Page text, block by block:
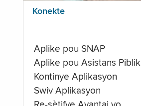
Konekte
Aplike pou SNAP
Aplike pou Asistans Piblik
Kontinye Aplikasyon
Swiv Aplikasyon